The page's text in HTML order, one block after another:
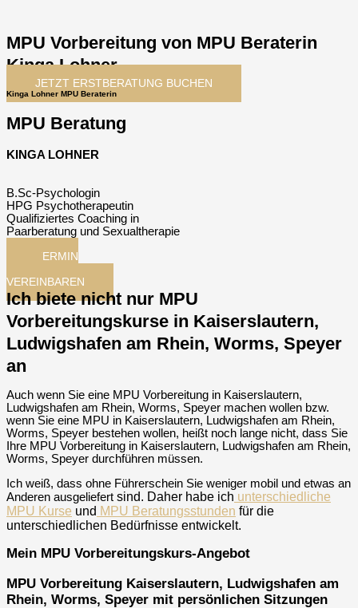
MPU Vorbereitung von MPU Beraterin
Kinga Lohner
JETZT ERSTBERATUNG BUCHEN
Kinga Lohner MPU Beraterin
MPU Beratung
KINGA LOHNER
B.Sc-Psychologin
HPG Psychotherapeutin
Qualifiziertes Coaching in
Paarberatung und Sexualtherapie
TERMIN
VEREINBAREN
Ich biete nicht nur MPU
Vorbereitungskurse in Kaiserslautern,
Ludwigshafen am Rhein, Worms, Speyer
an
Auch wenn Sie eine MPU Vorbereitung in Kaiserslautern,
Ludwigshafen am Rhein, Worms, Speyer machen wollen bzw.
wenn Sie eine MPU in Kaiserslautern, Ludwigshafen am Rhein,
Worms, Speyer bestehen wollen, heißt noch lange nicht, dass Sie
Ihre MPU Vorbereitung in Kaiserslautern, Ludwigshafen am Rhein,
Worms, Speyer durchführen müssen.
Ich weiß, dass ohne Führerschein Sie weniger mobil und etwas an
Anderen ausgeliefert sind. Daher habe ich unterschiedliche
MPU Kurse und MPU Beratungsstunden für die
unterschiedlichen Bedürfnisse entwickelt.
Mein MPU Vorbereitungskurs-Angebot
MPU Vorbereitung Kaiserslautern, Ludwigshafen am
Rhein, Worms, Speyer mit persönlichen Sitzungen